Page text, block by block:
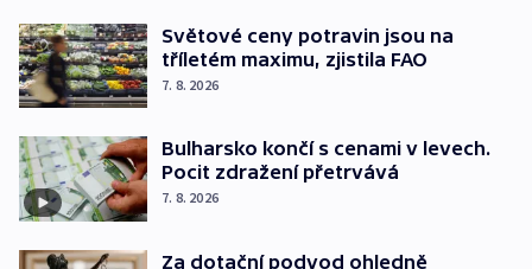
Světové ceny potravin jsou na
tříletém maximu, zjistila FAO
7. 8. 2026
Bulharsko končí s cenami v levech.
Pocit zdražení přetrvává
7. 8. 2026
Za dotační podvod ohledně